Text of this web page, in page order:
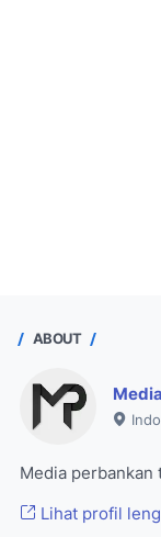
ABOUT
Media perbankan
Lihat profil